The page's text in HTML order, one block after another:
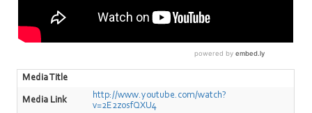
Media Title
Media Link
http://www.youtube.com/watch?
v=2E2zosfQXU4